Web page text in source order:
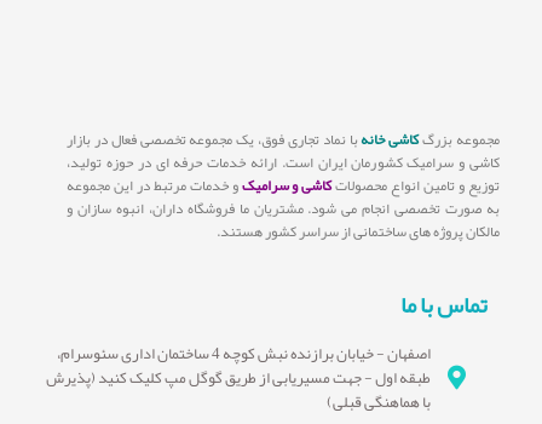
مجموعه بزرگکاشی خانهبا نماد تجاری فوق، یک مجموعه تخصصی فعال در بازار
کاشی و سرامیک کشورمان ایران است. ارائه خدمات حرفه ای در حوزه تولید،
توزیع و تامین انواع محصولاتکاشی و سرامیکو خدمات مرتبط در این مجموعه
به صورت تخصصی انجام می شود. مشتریان ما فروشگاه داران، انبوه سازان و
مالکان پروژه های ساختمانی از سراسر کشور هستند.
تماس با ما
اصفهان - خیابان برازنده نبش کوچه 4 ساختمان اداری سئوسرام،
طبقه اول - جهت مسیریابی از طریق گوگل مپ کلیک کنید (پذیرش
با هماهنگی قبلی)